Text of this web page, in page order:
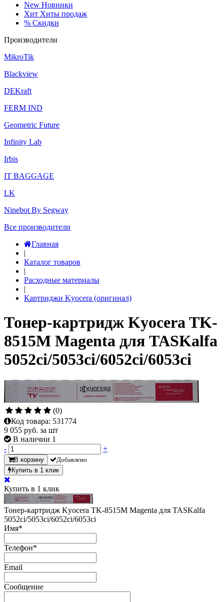
New Новинки
Хит Хиты продаж
% Скидки
Производители
MikroTik
Blackview
DEKraft
FERM IND
Geometric Future
Infinity Lab
Irbis
IT BAGGAGE
LK
Ninebot By Segway
Все производители
Главная
|
Каталог товаров
|
Расходные материалы
|
Картриджи Kyocera (оригинал)
Тонер-картридж Kyocera TK-
8515M Magenta для TASKalfa
5052ci/5053ci/6052ci/6053ci
(0)
Код товара: 531774
9 055 руб. за шт
В наличии 1
-
+
В корзину
Добавлено
Купить в 1 клик
Купить в 1 клик
Тонер-картридж Kyocera TK-8515M Magenta для TASKalfa
5052ci/5053ci/6052ci/6053ci
Имя*
Телефон*
Email
Сообщение